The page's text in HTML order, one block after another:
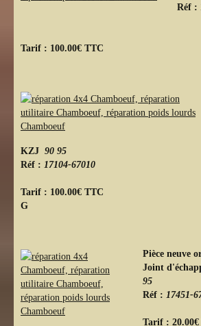
Réf :
Tarif : 100.00€ TTC
KZJ 90 95
Réf : 17104-67010
Tarif : 100.00€ TTC
G
Pièce neuve
Joint
95
Réf : 17451-
Tarif :